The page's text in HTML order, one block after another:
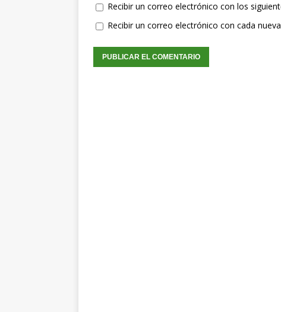
Recibir un correo electrónico con los
Recibir un correo electrónico con cada